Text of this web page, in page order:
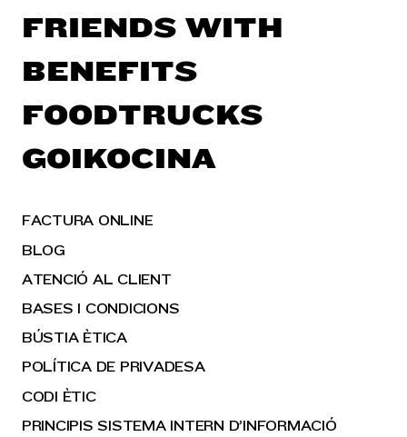
FRIENDS WITH
BENEFITS
FOODTRUCKS
GOIKOCINA
FACTURA ONLINE
BLOG
ATENCIÓ AL CLIENT
BASES I CONDICIONS
BÚSTIA ÈTICA
POLÍTICA DE PRIVADESA
CODI ÈTIC
PRINCIPIS SISTEMA INTERN D’INFORMACIÓ